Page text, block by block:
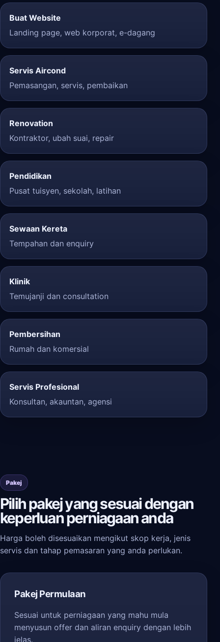
Buat Website
Landing page, web korporat, e-dagang
Servis Aircond
Pemasangan, servis, pembaikan
Renovation
Kontraktor, ubah suai, repair
Pendidikan
Pusat tuisyen, sekolah, latihan
Sewaan Kereta
Tempahan dan enquiry
Klinik
Temujanji dan consultation
Pembersihan
Rumah dan komersial
Servis Profesional
Konsultan, akauntan, agensi
Pakej
Pilih pakej yang sesuai dengan
keperluan perniagaan anda
Harga boleh disesuaikan mengikut skop kerja, jenis
servis dan tahap pemasaran yang anda perlukan.
Pakej Permulaan
Sesuai untuk perniagaan yang mahu mula
menyusun offer dan aliran enquiry dengan lebih
jelas.